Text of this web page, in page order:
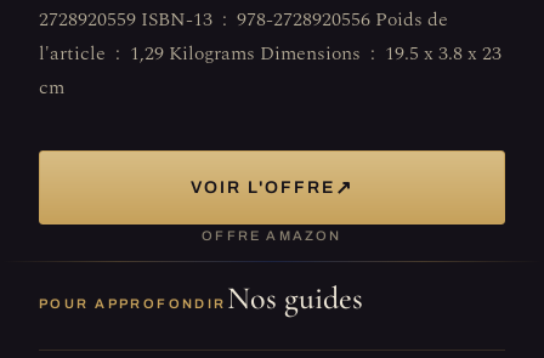
2728920559 ISBN-13 ‏ : ‎ 978-2728920556 Poids de
l'article ‏ : ‎ 1,29 Kilograms Dimensions ‏ : ‎ 19.5 x 3.8 x 23
cm
VOIR L'OFFRE ↗
OFFRE AMAZON
POUR APPROFONDIR Nos guides